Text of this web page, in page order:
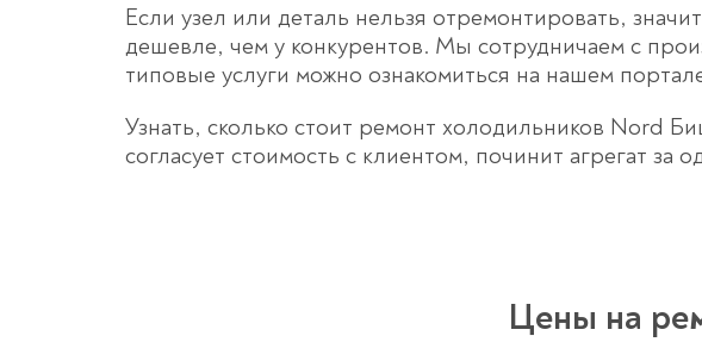
Если узел или деталь нельзя отремонтировать,
дешевле, чем у конкурентов. Мы сотрудничаем с
типовые услуги можно ознакомиться на нашем
Узнать, сколько стоит ремонт холодильников Nord
согласует стоимость с клиентом, починит агрегат
Цены на